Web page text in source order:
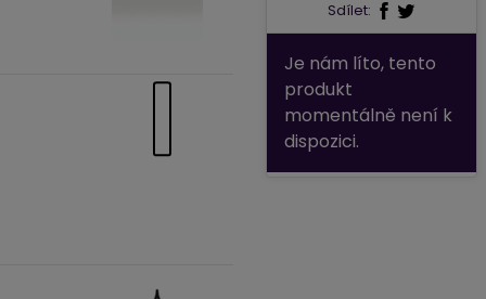
Sdílet:
Je nám líto, tento
produkt
momentálně není k
dispozici.